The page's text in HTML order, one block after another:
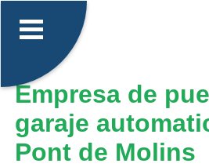
Empresa de
garaje
Pont de Molins